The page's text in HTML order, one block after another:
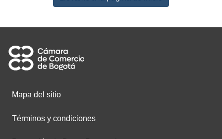
Mapa del sitio
Términos y condiciones